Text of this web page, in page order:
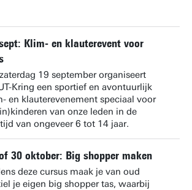
Klim- en klauterevent voor
19 september organiseert
Kring een sportief en avontuurlijk
en klauterevenement speciaal voor
van onze leden in de
van ongeveer 6 tot 14 jaar.
30 oktober: Big shopper maken
deze cursus maak je van oud
je eigen big shopper tas, waarbij